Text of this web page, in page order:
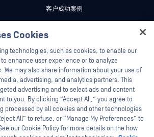
客户成功案例
新闻报道
活动
网络研讨会
产品型录
白皮书
免费工具
Cookies
technologies, such as cookies, to enable our
enhance user experience or to analyze
We may also share information about your use of
advertising, and analytics partners. This
advertising and to select ads and content
to you. By clicking “Accept All,” you agree to
processed by all cookies and other technologies
All” to refuse, or “Manage My Preferences” to
our Cookie Policy for more details on the how
Hey there!
I'm Ozzy, your OPSWAT virtual assistant.
How can I help you secure what's critical
today?